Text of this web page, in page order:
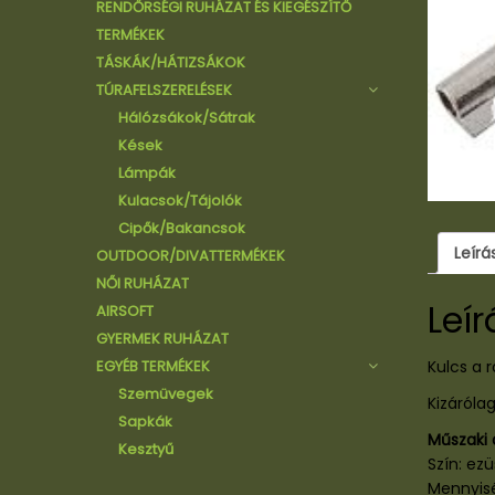
Kabátok/Zubbonyok/Dzsekik
Pulóverek
Pólók/Trikók/Atléták/Ingek
Nadrágok/Rövidnadrágok
Kabátok/Zubbonyok/Dzsekik
Vendéglátói ruházat
Köpenyek/Tunikák
Egyéb kiegészítő termékek
RENDŐRSÉGI RUHÁZAT ÉS KIEGÉSZÍTŐ
TERMÉKEK
TÁSKÁK/HÁTIZSÁKOK
TÚRAFELSZERELÉSEK
Hálózsákok/Sátrak
Kések
Lámpák
Kulacsok/Tájolók
Cipők/Bakancsok
OUTDOOR/DIVATTERMÉKEK
NŐI RUHÁZAT
AIRSOFT
GYERMEK RUHÁZAT
EGYÉB TERMÉKEK
Szemüvegek
Sapkák
Kesztyű
Kulcs a
Kizárólag
Szín: